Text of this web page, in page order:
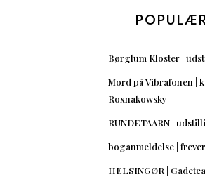
Børglum Kloster |
Mord på Vibrafonen |
Roxnakowsky
RUNDETAARN |
boganmeldelse |
HELSINGØR |